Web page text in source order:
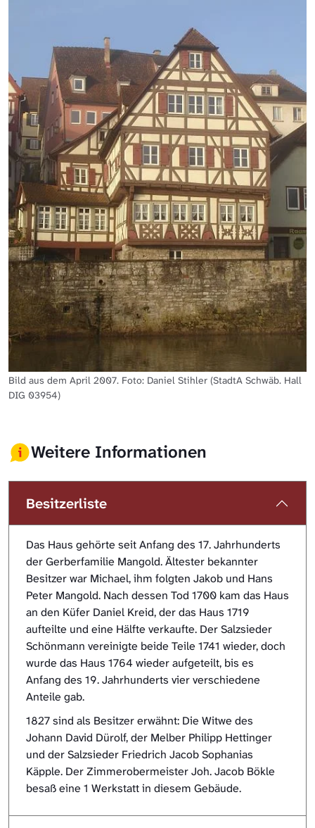
Bild aus dem April 2007. Foto: Daniel Stihler (StadtA Schwäb. Hall
DIG 03954)
Weitere Informationen
Besitzerliste
Das Haus gehörte seit Anfang des 17. Jahrhunderts
der Gerberfamilie Mangold. Ältester bekannter
Besitzer war Michael, ihm folgten Jakob und Hans
Peter Mangold. Nach dessen Tod 1700 kam das Haus
an den Küfer Daniel Kreid, der das Haus 1719
aufteilte und eine Hälfte verkaufte. Der Salzsieder
Schönmann vereinigte beide Teile 1741 wieder, doch
wurde das Haus 1764 wieder aufgeteilt, bis es
Anfang des 19. Jahrhunderts vier verschiedene
Anteile gab.
1827 sind als Besitzer erwähnt: Die Witwe des
Johann David Dürolf, der Melber Philipp Hettinger
und der Salzsieder Friedrich Jacob Sophanias
Käpple. Der Zimmerobermeister Joh. Jacob Bökle
besaß eine 1 Werkstatt in diesem Gebäude.